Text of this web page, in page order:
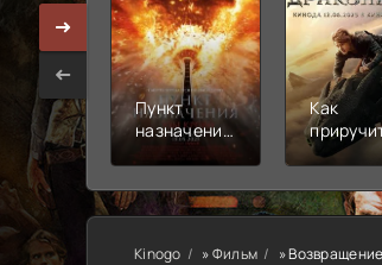
Пункт
назначения:
Как
дракона
Kinogo »Фильм »